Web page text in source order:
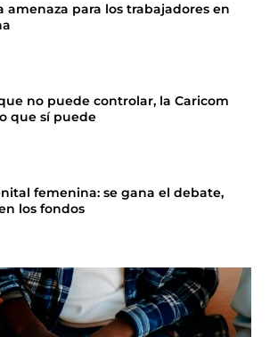
amenaza para los trabajadores en
no puede controlar, la Caricom
que sí puede
femenina: se gana el debate,
los fondos